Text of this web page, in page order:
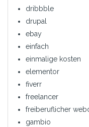
dribbble
drupal
ebay
einfach
einmalige kosten
elementor
fiverr
freelancer
freiberuflicher
gambio